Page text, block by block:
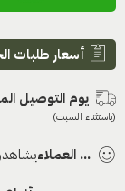
أسعار طلبات
يوم التوصيل
(باستثناء السبت)
... العملاء